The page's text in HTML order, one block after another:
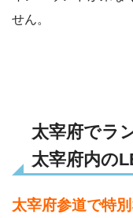
せん。
太宰府でラ
太宰府内の
太宰府参道で特